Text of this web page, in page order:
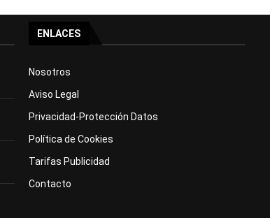
ENLACES
Nosotros
Aviso Legal
Privacidad-Protección Datos
Política de Cookies
Tarifas Publicidad
Contacto